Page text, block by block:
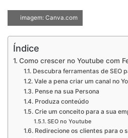
imagem: Canva.com
Índice
Como crescer no Youtube com
Descubra ferramentas de SEO
Vale a pena criar um canal no
Pense na sua Persona
Produza conteúdo
Crie um conceito para a sua
SEO no Youtube
Redirecione os clientes para o